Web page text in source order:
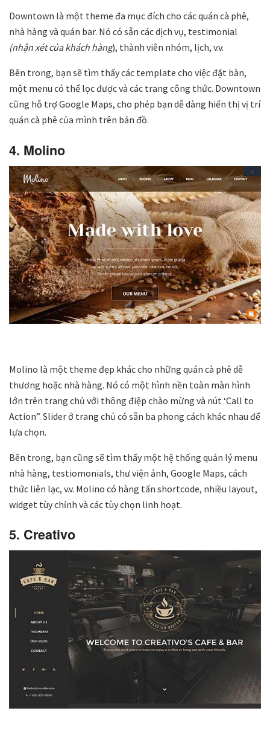
Downtown là một theme đa mục đích cho các quán cà phê,
nhà hàng và quán bar. Nó có sẵn các dịch vụ, testimonial
(nhận xét của khách hàng), thành viên nhóm, lịch, v.v.
Bên trong, bạn sẽ tìm thấy các template cho việc đặt bàn,
một menu có thể lọc được và các trang công thức. Downtown
cũng hỗ trợ Google Maps, cho phép bạn dễ dàng hiển thị vị trí
quán cà phê của mình trên bản đồ.
4. Molino
Molino là một theme đẹp khác cho những quán cà phê dễ
thương hoặc nhà hàng. Nó có một hình nền toàn màn hình
lớn trên trang chủ với thông điệp chào mừng và nút ‘Call to
Action”. Slider ở trang chủ có sẵn ba phong cách khác nhau để
lựa chọn.
Bên trong, bạn cũng sẽ tìm thấy một hệ thống quản lý menu
nhà hàng, testiomonials, thư viện ảnh, Google Maps, cách
thức liên lạc, v.v. Molino có hàng tấn shortcode, nhiều layout,
widget tùy chỉnh và các tùy chọn linh hoạt.
5. Creativo